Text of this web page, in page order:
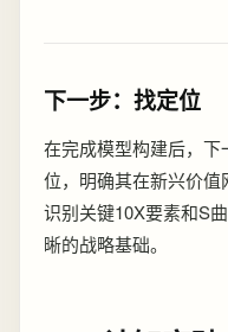
下一步：找定位
在完成模型构建后，
位，明确其在新兴价
识别关键10X要素和S
晰的战略基础。